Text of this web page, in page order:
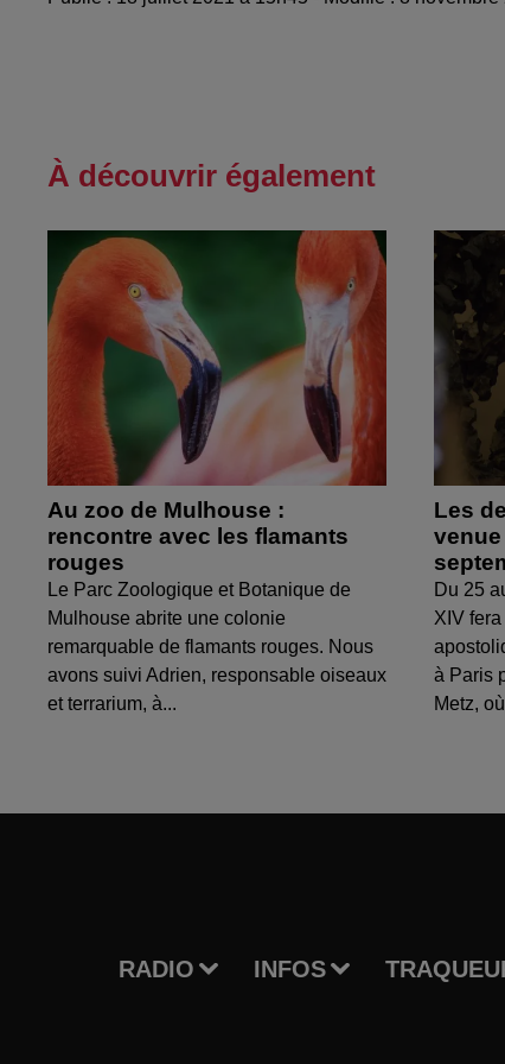
À découvrir également
Au zoo de Mulhouse :
rencontre avec les flamants
rouges
Le Parc Zoologique et Botanique de
Mulhouse abrite une colonie
remarquable de flamants rouges. Nous
avons suivi Adrien, responsable oiseaux
et terrarium, à...
Les
venue
Du 25
XIV
à Paris
Metz,
RADIO INFOS